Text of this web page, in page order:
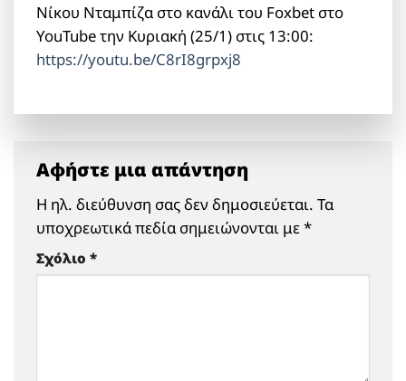
Νίκου Νταμπίζα στο κανάλι του Foxbet στο
YouTube την Κυριακή (25/1) στις 13:00:
https://youtu.be/C8rI8grpxj8
Αφήστε μια απάντηση
Η ηλ. διεύθυνση σας δεν δημοσιεύεται. Τα
υποχρεωτικά πεδία σημειώνονται με*
Σχόλιο *